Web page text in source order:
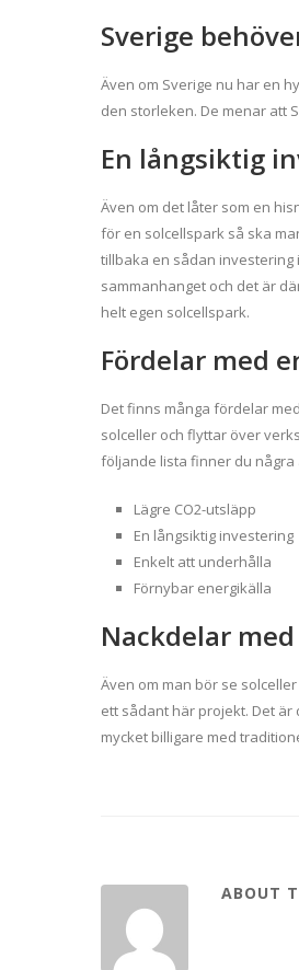
Sverige
Även om Sverige nu har en
den storleken. De menar att
En långsiktig
Även om det låter som en
för en solcellspark så ska
tillbaka en sådan investering
sammanhanget och det är
helt egen solcellspark.
Fördelar med
Det finns många fördelar
solceller och flyttar över
följande lista finner du
Lägre CO2-utsläpp
En långsiktig investering
Enkelt att underhålla
Förnybar energikälla
Nackdelar
Även om man bör se
ett sådant här projekt. Det
mycket billigare med
ABOUT